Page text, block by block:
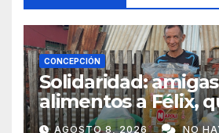
CONCEPCIÓN
Solidaridad:
alimentos a Félix,
ahora vende
AGOSTO 8, 2026 NO